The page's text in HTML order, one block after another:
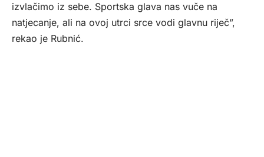
izvlačimo iz sebe. Sportska glava nas vuče na
natjecanje, ali na ovoj utrci srce vodi glavnu riječ”,
rekao je Rubnić.